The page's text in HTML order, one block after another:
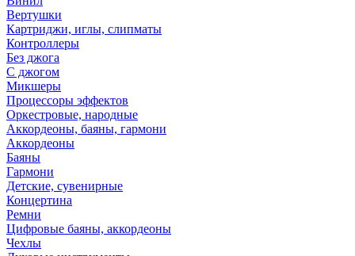
Вертушки
Картриджи, иглы, слипматы
Контроллеры
Без джога
С джогом
Микшеры
Процессоры эффектов
Оркестровые, народные
Аккордеоны, баяны, гармони
Аккордеоны
Баяны
Гармони
Детские, сувенирные
Концертина
Ремни
Цифровые баяны, аккордеоны
Чехлы